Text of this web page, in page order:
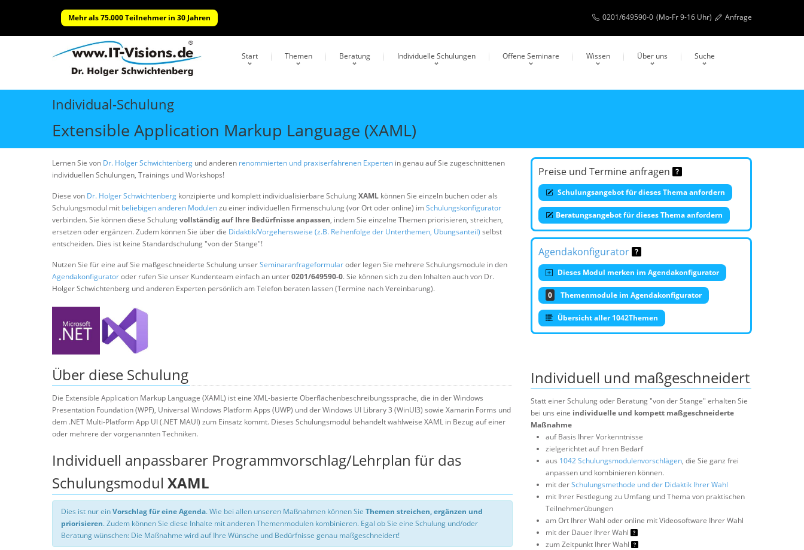
Mehr als 75.000 Teilnehmer in 30 Jahren 0201/649590-0 (Mo-Fr 9-16 Uhr) Anfrage
Start Themen Beratung Individuelle Schulungen Offene Seminare Wissen Über uns Suche
Individual-Schulung
Extensible Application Markup Language (XAML)
Lernen Sie von Dr. Holger Schwichtenberg und anderen renommierten und praxiserfahrenen Experten in genau auf Sie zugeschnittenen
individuellen Schulungen, Trainings und Workshops!
Diese von Dr. Holger Schwichtenberg konzipierte und komplett individualisierbare SchulungXAML können Sie einzeln buchen oder als
Schulungsmodul mit beliebigen anderen Modulenzu einer individuellen Firmenschulung (vor Ort oder online) imSchulungskonfigurator
verbinden. Sie können diese Schulungvollständig auf Ihre Bedürfnisse anpassen, indem Sie einzelne Themen priorisieren, streichen,
ersetzen oder ergänzen. Zudem können Sie über die Didaktik/Vorgehensweise (z.B. Reihenfolge der Unterthemen, Übungsanteil) selbst
entscheiden. Dies ist keine Standardschulung "von der Stange"!
Nutzen Sie für eine auf Sie maßgeschneiderte Schulung unserSeminaranfrageformularoder legen Sie mehrere Schulungsmodule in den
Agendakonfiguratoroder rufen Sie unser Kundenteam einfach an unter0201/649590-0. Sie können sich zu den Inhalten auch von Dr.
Holger Schwichtenberg und anderen Experten persönlich am Telefon beraten lassen (Termine nach Vereinbarung).
Preise und Termine anfragen
Schulungsangebot für dieses Thema anfordern
Beratungsangebot für dieses Thema anfordern
Agendakonfigurator
Dieses Modul merken im Agendakonfigurator
0 Themenmodule im Agendakonfigurator
Übersicht aller 1042Themen
Über diese Schulung
Die Extensible Application Markup Language (XAML) ist eine XML-basierte Oberflächenbeschreibungssprache, die in der Windows
Presentation Foundation (WPF), Universal Windows Platform Apps (UWP) und der Windows UI Library 3 (WinUI3) sowie Xamarin Forms und
dem .NET Multi-Platform App UI (.NET MAUI) zum Einsatz kommt. Dieses Schulungsmodul behandelt wahlweise XAML in Bezug auf einer
oder mehrere der vorgenannten Techniken.
Individuell anpassbarer Programmvorschlag/Lehrplan für das
Schulungsmodul XAML
Dies ist nur einVorschlag für eine Agenda. Wie bei allen unseren Maßnahmen können Sie Themen streichen, ergänzen und
priorisieren. Zudem können Sie diese Inhalte mit anderen Themenmodulen kombinieren. Egal ob Sie eine Schulung und/oder
Beratung wünschen: Die Maßnahme wird auf Ihre Wünsche und Bedürfnisse genau maßgeschneidert!
Individuell und maßgeschneidert
Statt einer Schulung oder Beratung "von der Stange" erhalten Sie
bei uns eine individuelle und kompett maßgeschneiderte
Maßnahme
auf Basis Ihrer Vorkenntnisse
zielgerichtet auf Ihren Bedarf
aus 1042 Schulungsmodulenvorschlägen, die Sie ganz frei
anpassen und kombinieren können.
mit derSchulungsmethode und der Didaktik Ihrer Wahl
mit Ihrer Festlegung zu Umfang und Thema von praktischen
Teilnehmerübungen
am Ort Ihrer Wahl oder online mit Videosoftware Ihrer Wahl
mit der Dauer Ihrer Wahl
zum Zeitpunkt Ihrer Wahl